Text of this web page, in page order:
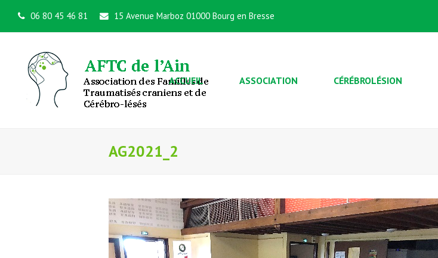
06 80 45 46 81 15 Avenue Marboz 01000 Bourg en Bresse
ACCUEIL ASSOCIATION CÉRÉBROLÉSION
AG2021_2